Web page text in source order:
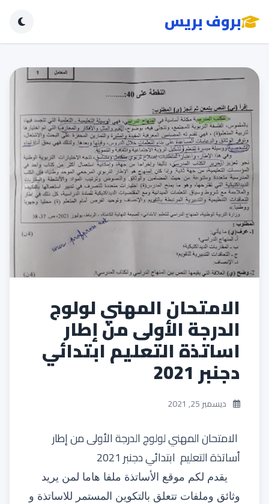
بروف بريس
الامتحان المهني لولوج
الدرجة الأولى من إطار
اساتذة التعليم ابتدائي
دجنبر 2021
ديسمبر 25, 2021
الامتحان المهني لولوج الدرجة الأولى من إطار
أساتذة التعليم ابتدائي دجنبر 2021
يقدم لكم موقع الأساتذة ملفا هاما لمن يريد
وثائق وملفات تتعلق بالتكوين المستمر للاساتذة و